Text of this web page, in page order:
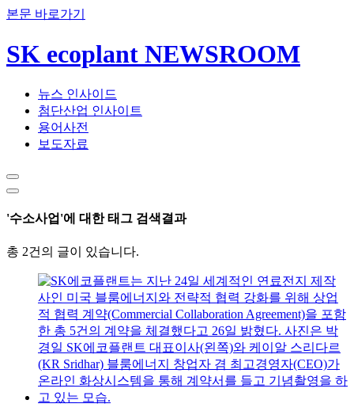
본문 바로가기
SK ecoplant NEWSROOM
뉴스 인사이드
첨단산업 인사이트
용어사전
보도자료
'수소사업'에 대한 태그 검색결과
총 2건의 글이 있습니다.